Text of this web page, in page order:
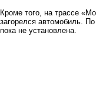
Кроме того, на трассе
загорелся автомобиль.
пока не установлена.